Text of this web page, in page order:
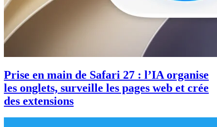
Prise en main de Safari 27 : l’IA organise
les onglets, surveille les pages web et crée
des extensions